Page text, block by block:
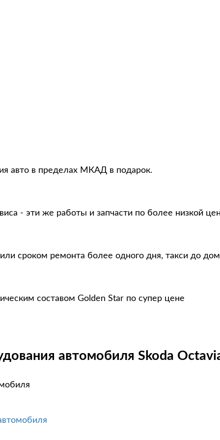
авто в пределах МКАД в подарок.
- эти же работы и запчасти по более низкой
сроком ремонта более одного дня, такси до
составом Golden Star по супер цене
автомобиля Skoda